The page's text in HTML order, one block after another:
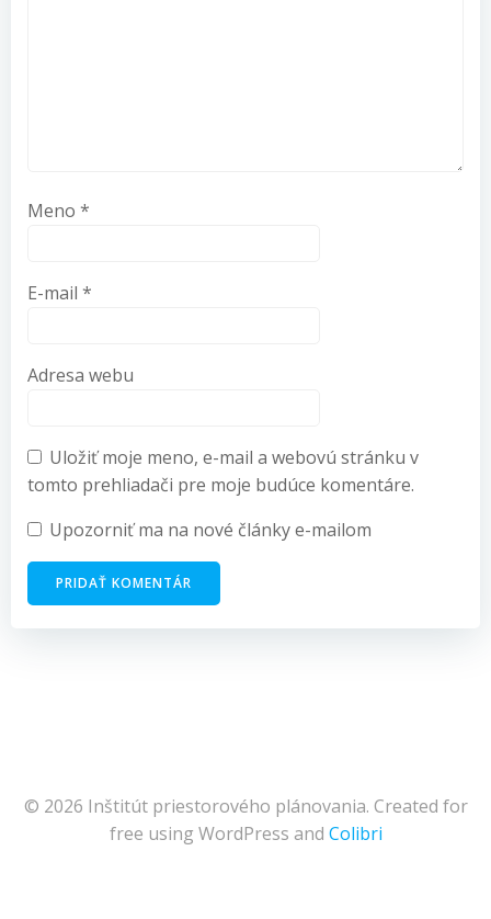
Meno *
E-mail *
Adresa webu
Uložiť moje meno, e-mail a webovú stránku v
tomto prehliadači pre moje budúce komentáre.
Upozorniť ma na nové články e-mailom
© 2026 Inštitút priestorového plánovania. Created for
free using WordPress and Colibri